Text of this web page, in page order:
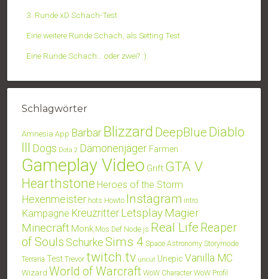
3. Runde xD Schach-Test
Eine weitere Runde Schach, als Setting Test
Eine Runde Schach… oder zwei? :)
Schlagwörter
Amnesia App BarbarBlizzard DeepBlue Diablo
III Dogs Dota 2 Dämonenjäger Farmen
Gameplay Video Grift GTA V
Hearthstone Heroes of the Storm
Hexenmeister hots Howto Instagram intro
Kampagne Kreuzritter LetsplayMagier
Minecraft Monk Mos Def Node.js Real Life Reaper
of Souls SchurkeSims 4 Space Astronomy Storymode
Terraria Test Trevor twitch.tv uncut Unepic Vanilla MC
Wizard World of Warcraft WoW Character WoW Profil